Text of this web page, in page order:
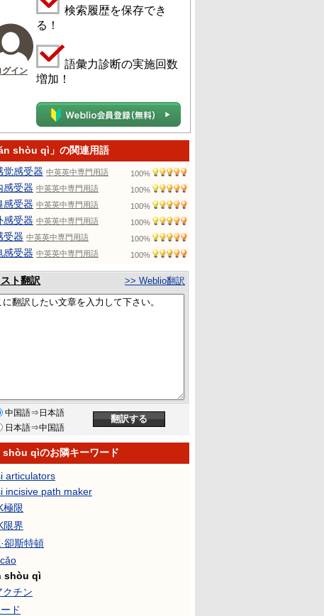
グイン
検索履歴を保存でき
る！
語彙力診断の実施回数
増加！
shòu qì」の関連用語
觉感受器 中英英中専門用語 100%
感受器 中英英中専門用語 100%
感受器 中英英中専門用語 100%
感受器 中英英中専門用語 100%
受器 中英英中専門用語 100%
感受器 中英英中専門用語 100%
ト翻訳 >> Weblio翻訳
中国語⇒日本語
日本語⇒中国語
qìのお隣キーワード
articulators
incisive path maker
極限
限界
卻斯特頓
shòu qì
クチン
ド